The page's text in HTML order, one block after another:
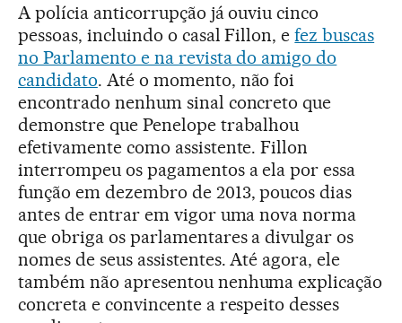
A polícia anticorrupção já ouviu cinco
pessoas, incluindo o casal Fillon, efez buscas
no Parlamento e na revista do amigo do
candidato. Até o momento, não foi
encontrado nenhum sinal concreto que
demonstre que Penelope trabalhou
efetivamente como assistente. Fillon
interrompeu os pagamentos a ela por essa
função em dezembro de 2013, poucos dias
antes de entrar em vigor uma nova norma
que obriga os parlamentares a divulgar os
nomes de seus assistentes. Até agora, ele
também não apresentou nenhuma explicação
concreta e convincente a respeito desses